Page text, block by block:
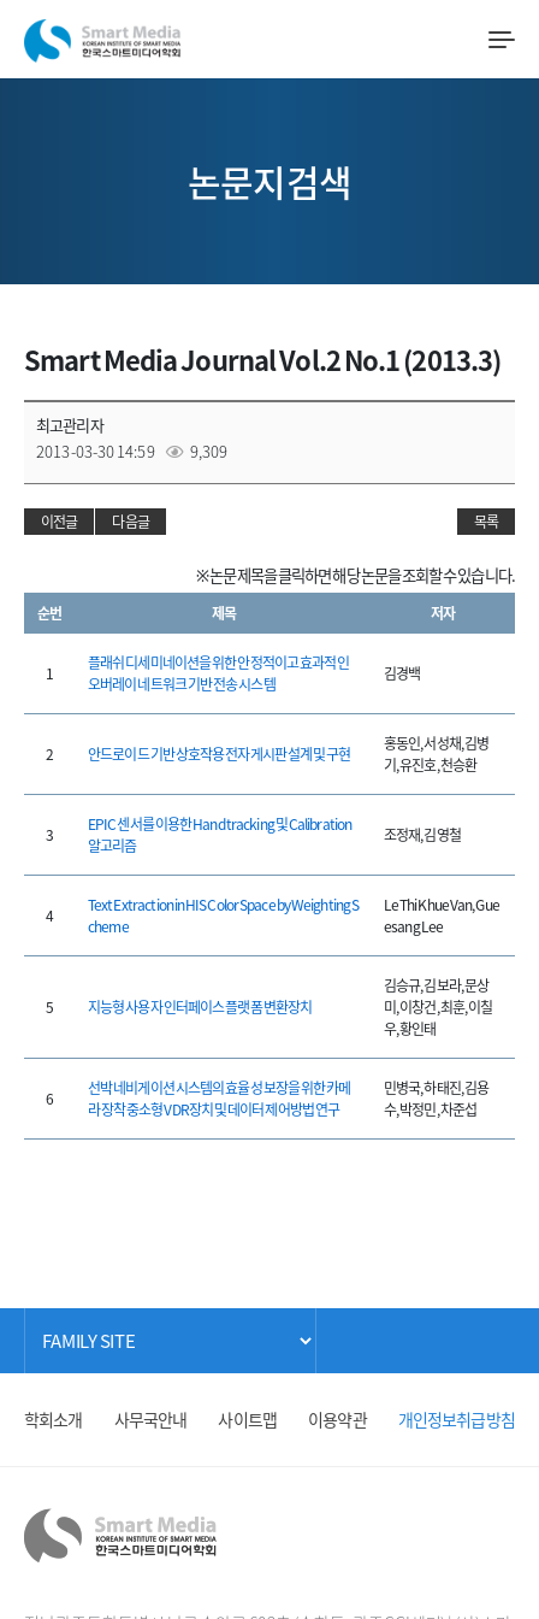
논문지검색
Smart Media Journal Vol.2 No.1 (2013.3)
최고관리자
2013-03-30 14:59
9,309
이전글 다음글 목록
※ 논문 제목을 클릭하면 해당 논문을 조회할 수 있습니다.
순번 제목 저자
1
플래쉬 디세미네이션을 위한 안정적이고 효과적인
오버레이 네트워크 기반 전송 시스템
김경백
2 안드로이드 기반 상호작용 전자게시판 설계 및 구현
홍동인, 서성채, 김병
기, 유진호, 천승환
3
EPIC 센서를 이용한 Hand tracking 및 Calibration
알고리즘
조정재, 김영철
4
Text Extraction in HIS Color Space by Weighting S
cheme
Le Thi Khue Van, Gue
esang Lee
5 지능형 사용자 인터페이스 플랫폼 변환장치
김승규, 김보라, 문상
미, 이창건, 최훈, 이칠
우, 황인태
6
선박 네비게이션 시스템의 효율성 보장을 위한 카메
라 장착 중소형 VDR장치 및 데이터 제어방법 연구
민병국, 하태진, 김용
수, 박정민, 차준섭
학회소개 사무국안내 사이트맵 이용약관 개인정보취급방침